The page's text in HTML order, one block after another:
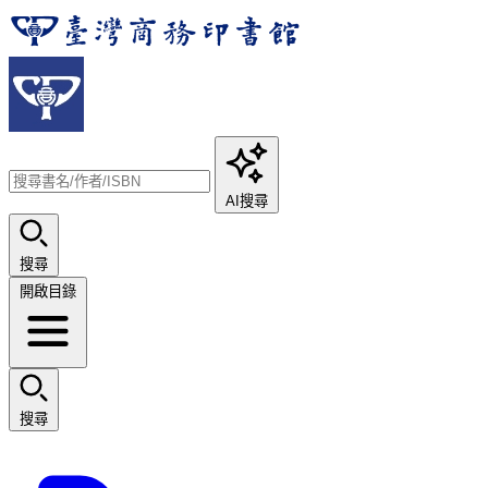
AI搜尋
搜尋
開啟目錄
搜尋